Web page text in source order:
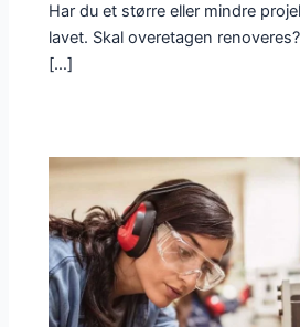
Har du et større eller mindre
lavet. Skal overetagen
[…]